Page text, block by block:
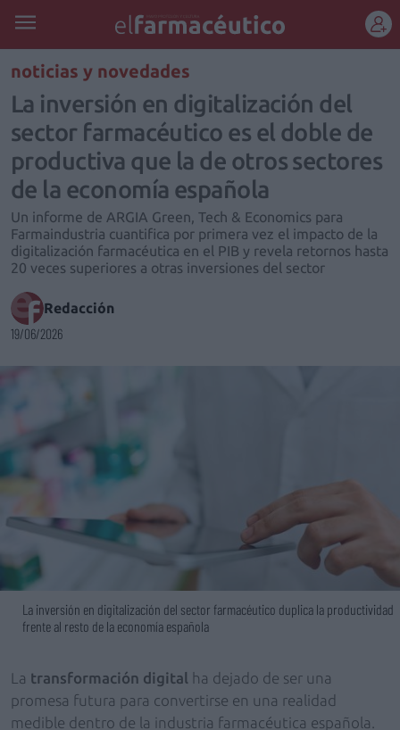
REGÍSTRATE
noticias y novedades
La inversión en digitalización del
sector farmacéutico es el doble de
productiva que la de otros sectores
de la economía española
Un informe de ARGIA Green, Tech & Economics para
Farmaindustria cuantifica por primera vez el impacto de la
digitalización farmacéutica en el PIB y revela retornos hasta
20 veces superiores a otras inversiones del sector
Redacción
19/06/2026
La inversión en digitalización del sector farmacéutico duplica la productividad
frente al resto de la economía española
La transformación digital ha dejado de ser una
promesa futura para convertirse en una realidad
medible dentro de la industria farmacéutica española.